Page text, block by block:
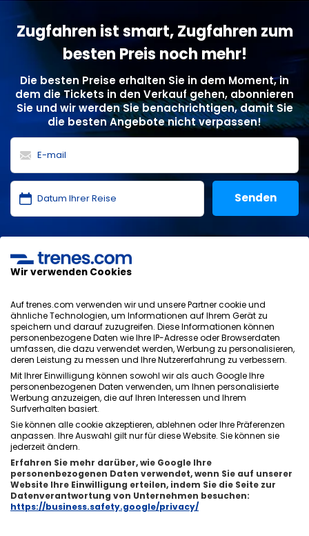
Zugfahren ist smart, Zugfahren zum
besten Preis noch mehr!
Die besten Preise erhalten Sie in dem Moment, in
dem die Tickets in den Verkauf gehen, abonnieren
Sie und wir werden Sie benachrichtigen, damit Sie
die besten Angebote nicht verpassen!
allgemeinen Bedingungen
gelesen und akzeptiere sie.
Datenschutzrichtlinie
AGB
Cookie-Richtlinie
Sicherheitsrichtlinie
Impressum
Über uns
ixigo
Copyright © Trenes.com. Alle Rechte vorbehalten.
Wir verwenden Cookies
Auf trenes.com verwenden wir und unsere Partner cookie und
ähnliche Technologien, um Informationen auf Ihrem Gerät zu
speichern und darauf zuzugreifen. Diese Informationen können
personenbezogene Daten wie Ihre IP-Adresse oder Browserdaten
umfassen, die dazu verwendet werden, Werbung zu personalisieren,
deren Leistung zu messen und Ihre Nutzererfahrung zu verbessern.
Mit Ihrer Einwilligung können sowohl wir als auch Google Ihre
personenbezogenen Daten verwenden, um Ihnen personalisierte
Werbung anzuzeigen, die auf Ihren Interessen und Ihrem
Surfverhalten basiert.
Sie können alle cookie akzeptieren, ablehnen oder Ihre Präferenzen
anpassen. Ihre Auswahl gilt nur für diese Website. Sie können sie
jederzeit ändern.
Erfahren Sie mehr darüber, wie Google Ihre
personenbezogenen Daten verwendet, wenn Sie auf unserer
Website Ihre Einwilligung erteilen, indem Sie die Seite zur
Datenverantwortung von Unternehmen besuchen:
https://business.safety.google/privacy/